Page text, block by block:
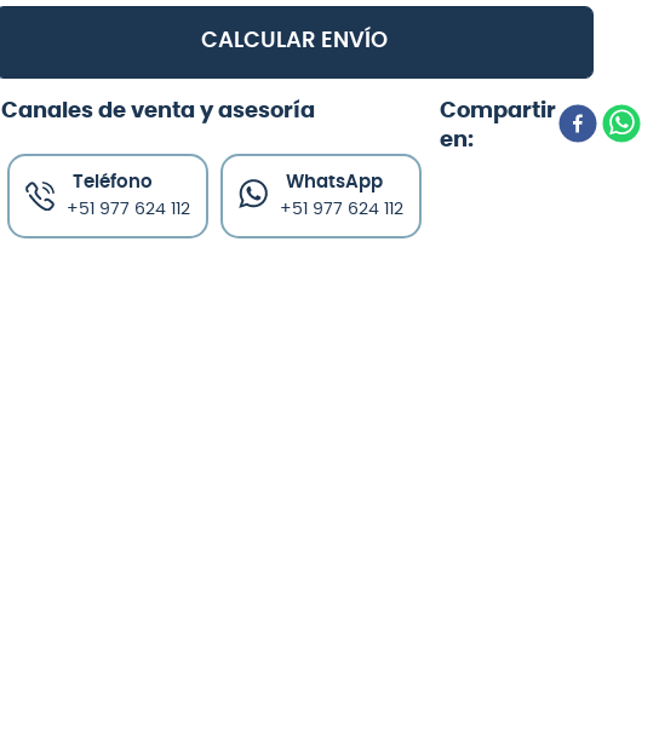
CALCULAR ENVÍO
Canales de venta y asesoría
Teléfono
+51 977 624 112
WhatsApp
+51 977 624 112